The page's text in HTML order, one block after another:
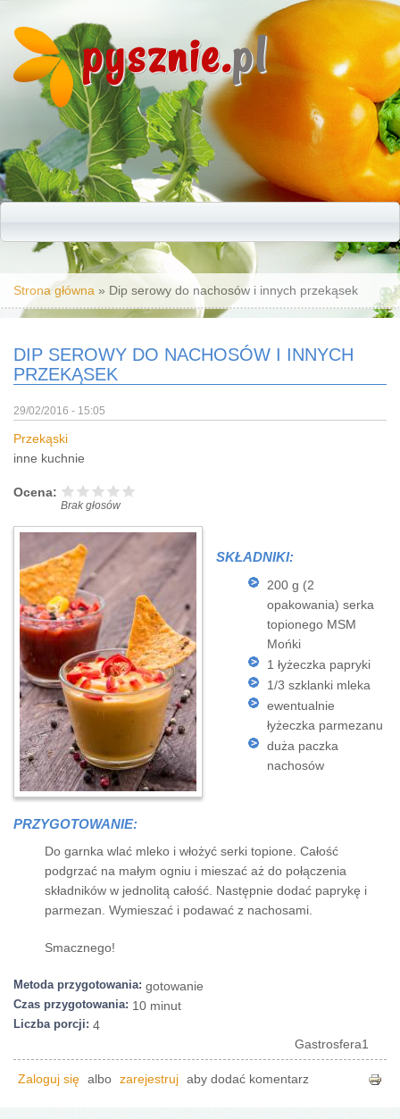
pysznie.pl
Jesteś tutaj
Strona główna » Dip serowy do nachosów i innych przekąsek
DIP SEROWY DO NACHOSÓW I INNYCH
PRZEKĄSEK
29/02/2016 - 15:05
Przekąski
inne kuchnie
Ocena:
Brak głosów
SKŁADNIKI:
200 g (2
opakowania) serka
topionego MSM
Mońki
1 łyżeczka papryki
1/3 szklanki mleka
ewentualnie
łyżeczka parmezanu
duża paczka
nachosów
PRZYGOTOWANIE:
Do garnka wlać mleko i włożyć serki topione. Całość
podgrzać na małym ogniu i mieszać aż do połączenia
składników w jednolitą całość. Następnie dodać paprykę i
parmezan. Wymieszać i podawać z nachosami.
Smacznego!
Metoda przygotowania: gotowanie
Czas przygotowania: 10 minut
Liczba porcji: 4
Gastrosfera1
Zaloguj się albo zarejestruj aby dodać komentarz